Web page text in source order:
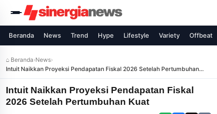
Beranda News Trend Hype Lifestyle Variety Offbeat
⌂ Beranda›News›
Intuit Naikkan Proyeksi Pendapatan Fiskal 2026 Setelah Pertumbuhan
Kuat
Intuit Naikkan Proyeksi Pendapatan Fiskal
2026 Setelah Pertumbuhan Kuat